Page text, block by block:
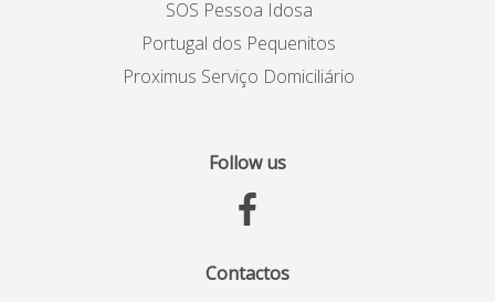
SOS Pessoa Idosa
Portugal dos Pequenitos
Proximus Serviço Domiciliário
Follow us
Contactos